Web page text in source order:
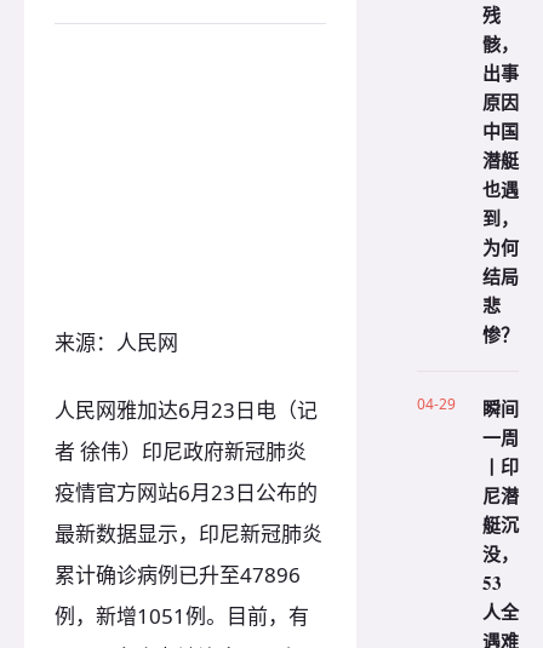
来源：人民网
人民网雅加达6月23日电（记
者 徐伟）印尼政府新冠肺炎
疫情官方网站6月23日公布的
最新数据显示，印尼新冠肺炎
累计确诊病例已升至47896
例，新增1051例。目前，有
残
骸，
出事
原因
中国
潜艇
也遇
到，
为何
结局
悲
惨？
04-29
瞬间
一周
丨印
尼潜
艇沉
没，
53
人全
遇难